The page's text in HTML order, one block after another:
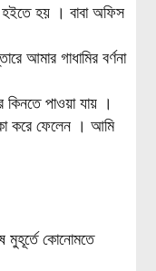
হয় । বাবা অফিস
আমার গাধামির বর্ণনা
পাওয়া যায় ।
করে ফেলেন । আমি
মুহূর্তে কোনোমতে